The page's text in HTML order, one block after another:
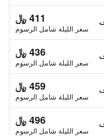
411 ﷼
سعر الليلة شامل الرسوم
436 ﷼
سعر الليلة شامل الرسوم
459 ﷼
سعر الليلة شامل الرسوم
496 ﷼
سعر الليلة شامل الرسوم